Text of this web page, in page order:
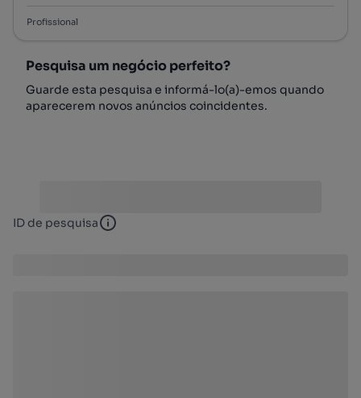
Profissional
Pesquisa um negócio perfeito?
Guarde esta pesquisa e informá-lo(a)-emos quando
aparecerem novos anúncios coincidentes.
ID de pesquisa ID de pesquisa